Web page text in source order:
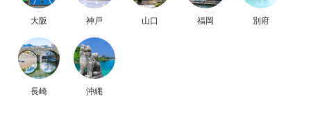
大阪 神戸 山口 福岡 別府
長崎 沖縄